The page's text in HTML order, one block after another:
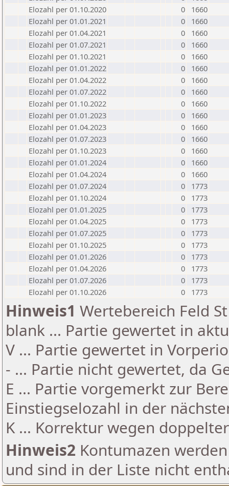
Elozahl per 01.10.2020
0
1660
Elozahl per 01.01.2021
0
1660
Elozahl per 01.04.2021
0
1660
Elozahl per 01.07.2021
0
1660
Elozahl per 01.10.2021
0
1660
Elozahl per 01.01.2022
0
1660
Elozahl per 01.04.2022
0
1660
Elozahl per 01.07.2022
0
1660
Elozahl per 01.10.2022
0
1660
Elozahl per 01.01.2023
0
1660
Elozahl per 01.04.2023
0
1660
Elozahl per 01.07.2023
0
1660
Elozahl per 01.10.2023
0
1660
Elozahl per 01.01.2024
0
1660
Elozahl per 01.04.2024
0
1660
Elozahl per 01.07.2024
0
1773
Elozahl per 01.10.2024
0
1773
Elozahl per 01.01.2025
0
1773
Elozahl per 01.04.2025
0
1773
Elozahl per 01.07.2025
0
1773
Elozahl per 01.10.2025
0
1773
Elozahl per 01.01.2026
0
1773
Elozahl per 01.04.2026
0
1773
Elozahl per 01.07.2026
0
1773
Elozahl per 01.10.2026
0 1773
Hinweis1 Wertebereich Feld
blank ... Partie gewertet in
V ... Partie gewertet in
- ... Partie nicht gewertet, da
E ... Partie vorgemerkt zur
Einstiegselozahl in der
K ... Korrektur wegen
Hinweis2 Kontumazen
und sind in der Liste nicht